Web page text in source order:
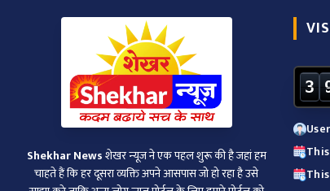
Shekhar Newsशेखर न्‍यूज ने एक पहल शुरू की है जहां हम
चाहते हैं कि हर दूसरा व्‍यक्ति अपने आसपास जो हो रहा है उसे
3